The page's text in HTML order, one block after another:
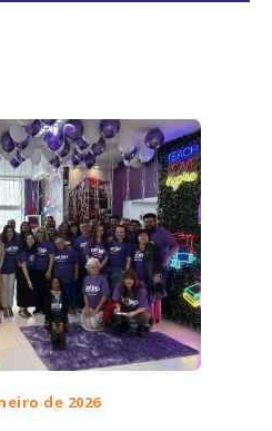
de 2026